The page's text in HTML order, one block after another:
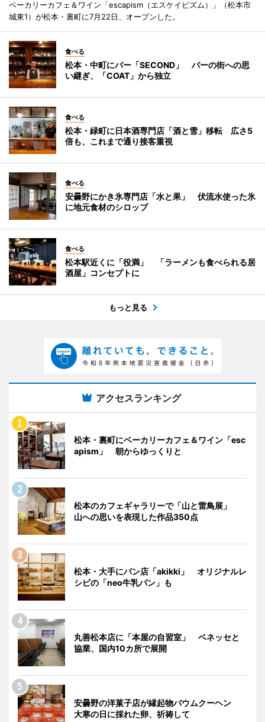
ベーカリーカフェ＆ワイン「escapism（エスケイピズム）」（松本市
城東1）が松本・裏町に7月22日、オープンした。
食べる
松本・中町にバー「SECOND」 バーの街への思
い継ぎ、「COAT」から独立
食べる
松本・緑町に日本酒専門店「酒と雪」移転 広さ5
倍も、これまで通り接客重視
食べる
安曇野にかき氷専門店「水と果」 伏流水使った氷
に地元食材のシロップ
食べる
松本駅近くに「役満」 「ラーメンも食べられる居
酒屋」コンセプトに
もっと見る
アクセスランキング
松本・裏町にベーカリーカフェ＆ワイン「esc
apism」 朝からゆっくりと
松本のカフェギャラリーで「山と雷鳥展」
山への思いを表現した作品350点
松本・大手にパン店「akikki」 オリジナルレ
シピの「neo牛乳パン」も
丸善松本店に「本屋の自習室」 ベネッセと
協業、国内10カ所で展開
安曇野の洋菓子店が縁起物バウムクーヘン
大寒の日に採れた卵、祈祷して